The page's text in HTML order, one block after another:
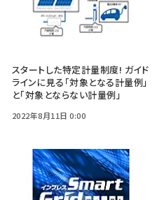
スタートした特定計量制度! ガイド
ラインに見る「対象となる計量例」
と「対象とならない計量例」
2022年8月11日 0:00